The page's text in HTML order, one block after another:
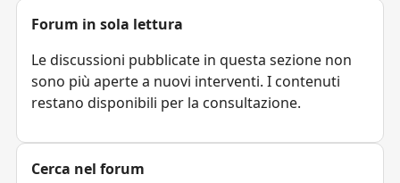
Forum in sola lettura
Le discussioni pubblicate in questa sezione non
sono più aperte a nuovi interventi. I contenuti
restano disponibili per la consultazione.
Cerca nel forum